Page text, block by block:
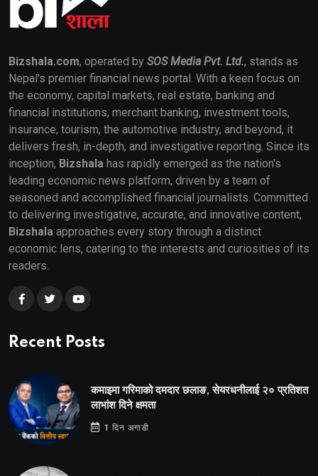
Bizshala.com, operated by SOS Media Pvt. Ltd., stands as
Nepal's premier financial news portal. With a keen focus on
the economy, capital markets, real estate, banking and
financial institutions, merchant banking, investment tools,
insurance, tourism, the automotive industry, and beyond, it
delivers fresh, in-depth, and investigative reporting. Since its
inception, Bizshala has rapidly emerged as the nation's
leading economic news platform, driven by a team of
seasoned and accomplished financial journalists. Committed
to delivering investigative, accurate, and innovative content,
Bizshala approaches every story through a distinct
economic lens, catering to the interests and curiosities of its
readers.
Recent Posts
कमाइमा गरिमाको दमदार छलाङ, सेयरधनीलाई २० प्रतिशत
लाभांश दिने क्षमता
1 दिन अगाडी